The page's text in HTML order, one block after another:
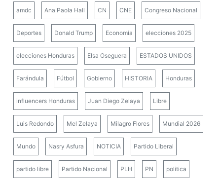
amdc Ana Paola Hall CN CNE Congreso Nacional
Deportes Donald Trump Economía elecciones 2025
elecciones Honduras Elsa Oseguera ESTADOS UNIDOS
Farándula Fútbol Gobierno HISTORIA Honduras
influencers Honduras Juan Diego Zelaya Libre
Luis Redondo Mel Zelaya Milagro Flores Mundial 2026
Mundo Nasry Asfura NOTICIA Partido Liberal
partido libre Partido Nacional PLH PN politica